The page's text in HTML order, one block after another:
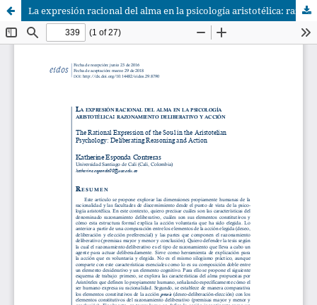
La expresión racional del alma en la psicología aristotélica: razonamiento deliberativo y acción